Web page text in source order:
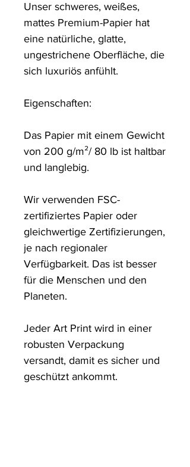
Unser schweres, weißes,
mattes Premium-Papier hat
eine natürliche, glatte,
ungestrichene Oberfläche, die
sich luxuriös anfühlt.
Eigenschaften:
Das Papier mit einem Gewicht
von 200 g/m²/ 80 lb ist haltbar
und langlebig.
Wir verwenden FSC-
zertifiziertes Papier oder
gleichwertige Zertifizierungen,
je nach regionaler
Verfügbarkeit. Das ist besser
für die Menschen und den
Planeten.
Jeder Art Print wird in einer
robusten Verpackung
versandt, damit es sicher und
geschützt ankommt.